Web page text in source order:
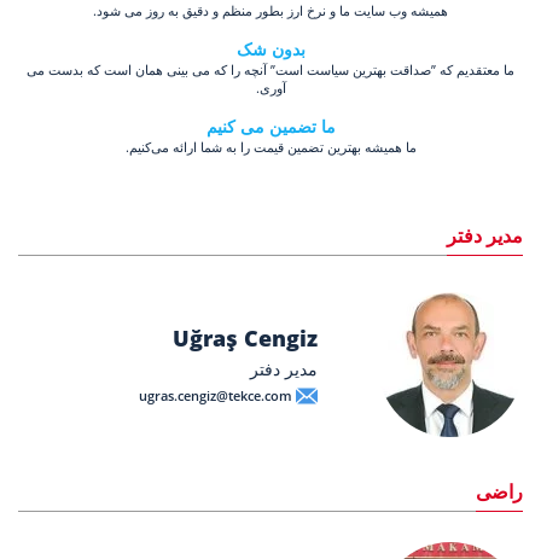
همیشه وب سایت ما و نرخ ارز بطور منظم و دقیق به روز می شود.
بدون شک
ما معتقدیم که ”صداقت بهترین سیاست است” آنچه را که می بینی همان است که بدست می
آوری.
ما تضمین می کنیم
ما همیشه بهترین تضمین قیمت را به شما ارائه می‌کنیم.
مدیر دفتر
Uğraş Cengiz
مدیر دفتر
ugras.cengiz@tekce.com
راضی